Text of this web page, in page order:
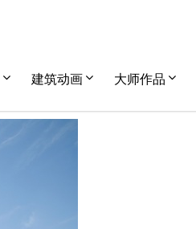
建筑动画 大师作品